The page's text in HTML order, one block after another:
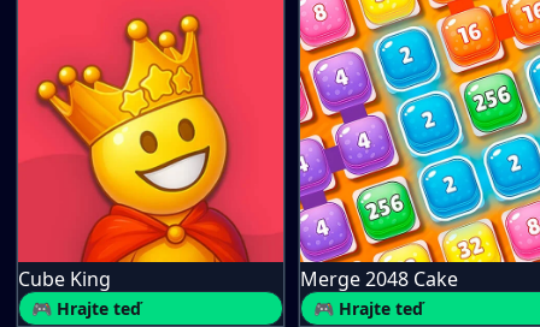
Cube King
🎮 Hrajte teď
Merge 2048 Cake
🎮 Hrajte teď